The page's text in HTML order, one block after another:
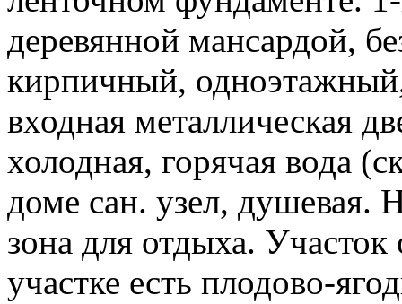
деревянной мансардой,
кирпичный,
входная металлическая
холодная, горячая вода
доме сан. узел, душевая.
зона для отдыха.
участке есть плодово-